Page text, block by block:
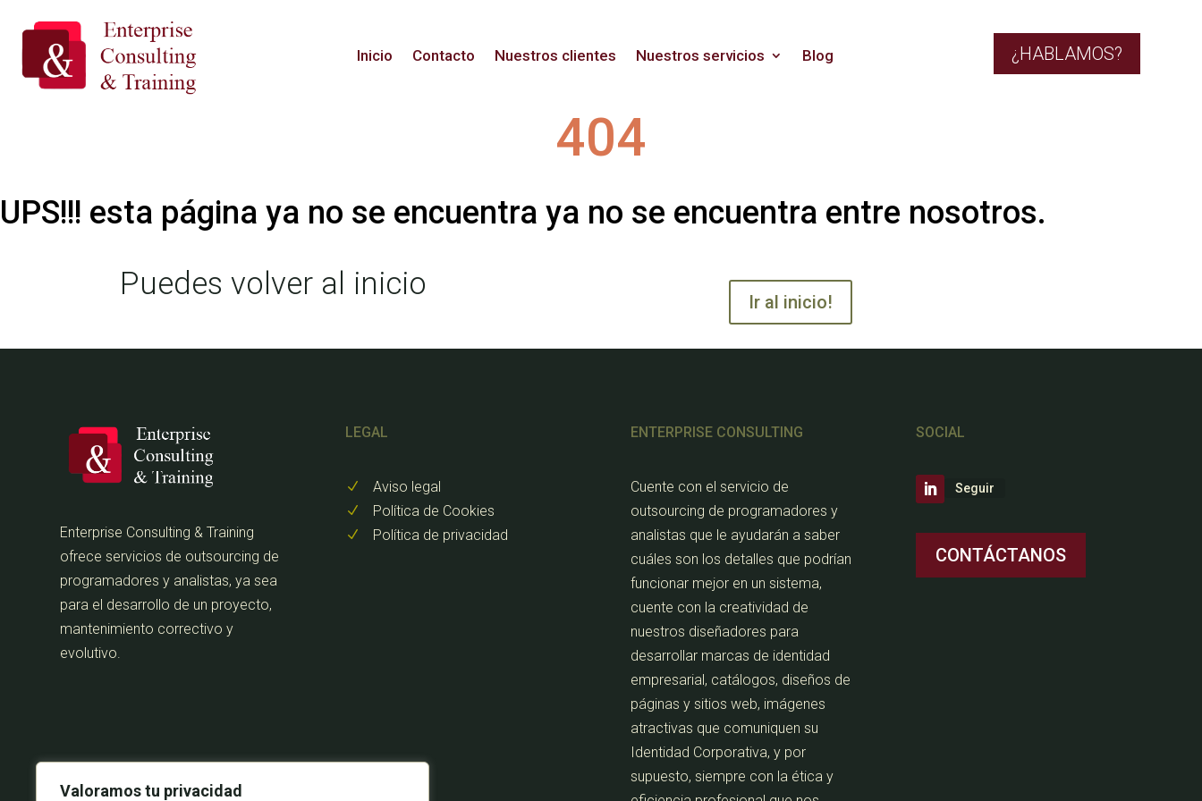
Valoramos tu privacidad
Inicio Contacto Nuestros clientes Nuestros servicios Blog ¿HABLAMOS?
404
UPS!!! esta página ya no se encuentra ya no se encuentra entre nosotros.
Puedes volver al inicio Ir al inicio!
Enterprise Consulting & Training
ofrece servicios de outsourcing de
programadores y analistas, ya sea
para el desarrollo de un proyecto,
mantenimiento correctivo y
evolutivo.
LEGAL
N Aviso legal
N Política de Cookies
N Política de privacidad
ENTERPRISE CONSULTING
Cuente con el servicio de
outsourcing de programadores y
analistas que le ayudarán a saber
cuáles son los detalles que podrían
funcionar mejor en un sistema,
cuente con la creatividad de
nuestros diseñadores para
desarrollar marcas de identidad
empresarial, catálogos, diseños de
páginas y sitios web, imágenes
atractivas que comuniquen su
Identidad Corporativa, y por
supuesto, siempre con la ética y
SOCIAL
Seguir
CONTÁCTANOS